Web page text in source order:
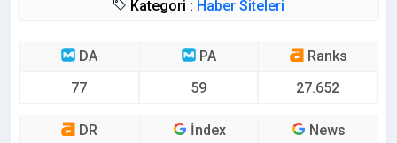
Kategori : Haber Siteleri
DA
77
PA
59
Ranks
27.652
DR
İndex
News